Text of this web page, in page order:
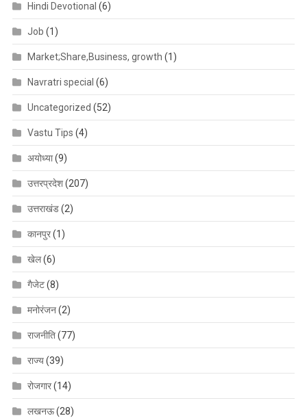
Hindi Devotional (6)
Job (1)
Market;Share,Business, growth (1)
Navratri special (6)
Uncategorized (52)
Vastu Tips (4)
अयोध्या(9)
उत्तरप्रदेश(207)
उत्तराखंड(2)
कानपुर(1)
खेल(6)
गैजेट(8)
मनोरंजन(2)
राजनीति(77)
राज्य(39)
रोजगार(14)
लखनऊ(28)